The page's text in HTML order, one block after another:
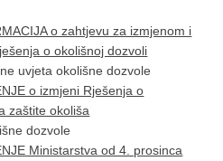
o zahtjevu za izmjenom i
o okolišnoj dozvoli
uvjeta okolišne dozvole
o izmjeni Rješenja o
zaštite okoliša
dozvole
Ministarstva od 4. prosinca